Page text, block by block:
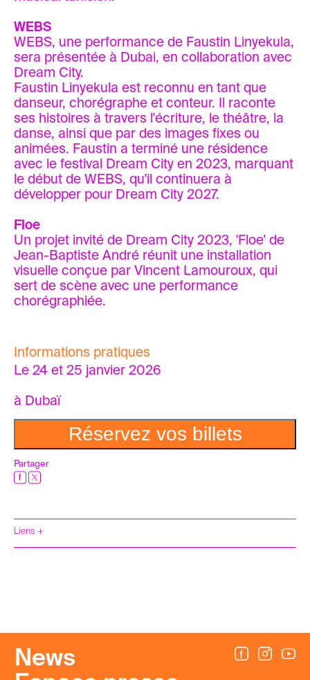
Liens +
WEBS
WEBS, une performance de Faustin Linyekula,
sera présentée à Dubai, en collaboration avec
Dream City.
Faustin Linyekula est reconnu en tant que
danseur, chorégraphe et conteur. Il raconte
ses histoires à travers l'écriture, le théâtre, la
danse, ainsi que par des images fixes ou
animées. Faustin a terminé une résidence
avec le festival Dream City en 2023, marquant
le début de WEBS, qu'il continuera à
développer pour Dream City 2027.
Floe
Un projet invité de Dream City 2023, 'Floe' de
Jean-Baptiste André réunit une installation
visuelle conçue par Vincent Lamouroux, qui
sert de scène avec une performance
chorégraphiée.
Informations pratiques
Le 24 et 25 janvier 2026
à Dubaï
Réservez vos billets
Partager
News